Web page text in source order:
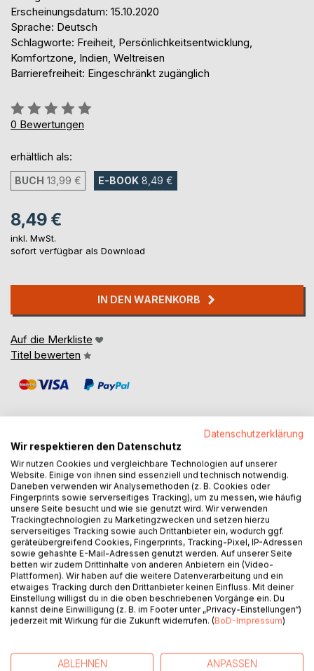
Erscheinungsdatum: 15.10.2020
Sprache: Deutsch
Schlagworte: Freiheit, Persönlichkeitsentwicklung,
Komfortzone, Indien, Weltreisen
Barrierefreiheit: Eingeschränkt zugänglich
Bewertung::
0%
0 Bewertungen
erhältlich als:
BUCH 13,99 € E-BOOK 8,49 €
8,49 €
inkl. MwSt.
sofort verfügbar als Download
IN DEN WARENKORB
Auf die Merkliste
Titel bewerten
BESCHREIBUNG
Fabian hat nach außen hin ein sehr schönes Leben. Gut
bezahlter Job als IT Ingenieur im öffentlichen Dienst, ein
Auto, ein Motorrad und eine schöne Wohnung in München
mit seiner Freundin zusammen. Doch irgendetwas stimmt
nicht. Zufrieden ist er nicht.
Die inneren Selbstzweifel und Ängste sind zwar
oberflächlich nicht zu erkennen, bestimmen aber noch
teilweise seinen Alltag. Nach der Arbeit kompensiert er die
sich etwas ändern.
Datenschutzerklärung
Wir respektieren den Datenschutz
Wir nutzen Cookies und vergleichbare Technologien auf unserer
Website. Einige von ihnen sind essenziell und technisch notwendig.
Daneben verwenden wir Analysemethoden (z. B. Cookies oder
Fingerprints sowie serverseitiges Tracking), um zu messen, wie häufig
unsere Seite besucht und wie sie genutzt wird. Wir verwenden
Trackingtechnologien zu Marketingzwecken und setzen hierzu
serverseitiges Tracking sowie auch Drittanbieter ein, wodurch ggf.
geräteübergreifend Cookies, Fingerprints, Tracking-Pixel, IP-Adressen
sowie gehashte E-Mail-Adressen genutzt werden. Auf unserer Seite
betten wir zudem Drittinhalte von anderen Anbietern ein (Video-
Plattformen). Wir haben auf die weitere Datenverarbeitung und ein
etwaiges Tracking durch den Drittanbieter keinen Einfluss. Mit deiner
Einstellung willigst du in die oben beschriebenen Vorgänge ein. Du
kannst deine Einwilligung (z. B. im Footer unter „Privacy-Einstellungen“)
jederzeit mit Wirkung für die Zukunft widerrufen. (BoD-Impressum)
ABLEHNEN ANPASSEN